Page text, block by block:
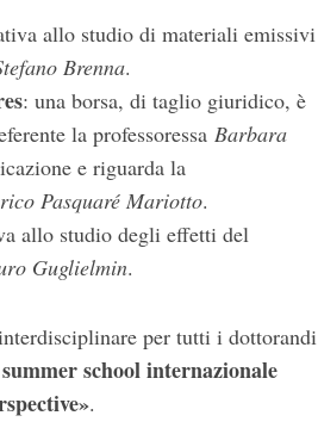
allo studio di materiali emissivi
Brenna.
: una borsa, di taglio giuridico, è
la professoressa Barbara
e riguarda la
Pasquaré Mariotto.
allo studio degli effetti del
Guglielmin.
per tutti i dottorandi
summer school internazionale
.